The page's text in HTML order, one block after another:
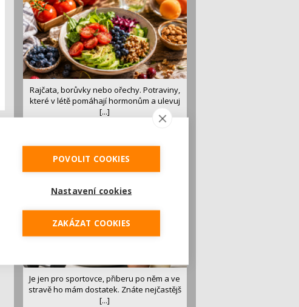
Rajčata, borůvky nebo ořechy. Potraviny,
které v létě pomáhají hormonům a ulevuj
[...]
luštěniny jsou práv...
Je jen pro sportovce, přiberu po něm a ve
stravě ho mám dostatek. Znáte nejčastějš
[...]
POVOLIT COOKIES
Nastavení cookies
ZAKÁZAT COOKIES